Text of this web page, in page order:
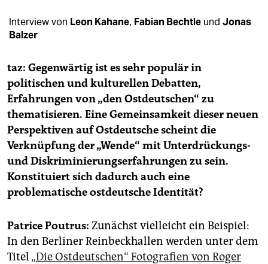
fragen & hilfe
unterstützen
abo
genossenschaft
epaper login
Interview von Leon Kahane, Fabian Bechtle und Jonas
Balzer
taz: Gegenwärtig ist es sehr populär in
politischen und kulturellen Debatten,
Erfahrungen von „den Ostdeutschen“ zu
thematisieren. Eine Gemeinsamkeit dieser neuen
Perspektiven auf Ostdeutsche scheint die
Verknüpfung der „Wende“ mit Unterdrückungs-
und Diskriminierungserfahrungen zu sein.
Konstituiert sich dadurch auch eine
problematische ostdeutsche Identität?
Patrice Poutrus: Zunächst vielleicht ein Beispiel:
In den Berliner Reinbeckhallen werden unter dem
Titel „Die Ostdeutschen“ Fotografien von Roger